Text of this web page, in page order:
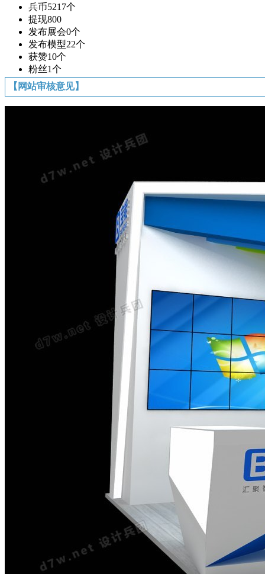
兵币5217个
提现800
发布展会0个
发布模型22个
获赞10个
粉丝1个
【网站审核意见】